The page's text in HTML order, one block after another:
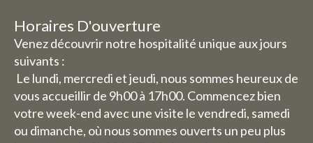
Horaires D'ouverture
Venez découvrir notre hospitalité unique aux jours
suivants :
Le lundi, mercredi et jeudi, nous sommes heureux de
vous accueillir de 9h00 à 17h00. Commencez bien
votre week-end avec une visite le vendredi, samedi
ou dimanche, où nous sommes ouverts un peu plus